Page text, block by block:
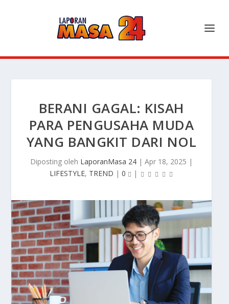
BERANI GAGAL: KISAH
PARA PENGUSAHA MUDA
YANG BANGKIT DARI NOL
Diposting oleh LaporanMasa 24 | Apr 18, 2025 |
LIFESTYLE, TREND | 0 |